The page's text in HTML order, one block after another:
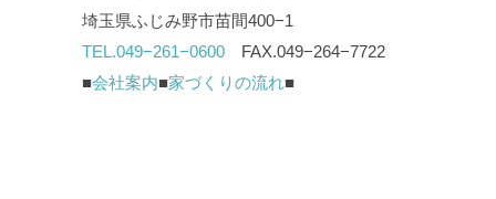
埼玉県ふじみ野市苗間400−1
TEL.049−261−0600 FAX.049−264−7722
■会社案内■家づくりの流れ■